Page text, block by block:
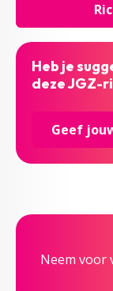
Heb je
deze JGZ-
Geef
Neem voor